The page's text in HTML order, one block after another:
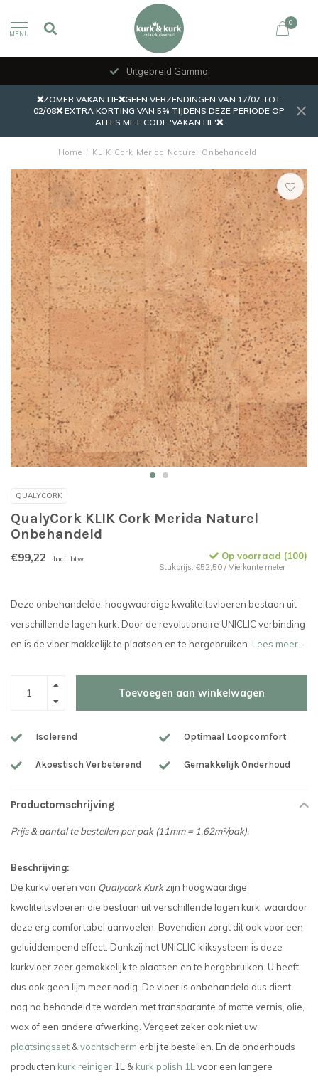
MENU
0
Uitgebreid Gamma
❌ZOMER VAKANTIE❌GEEN VERZENDINGEN VAN 17/07 TOT
02/08❌ EXTRA KORTING VAN 5% TIJDENS DEZE PERIODE OP
ALLES MET CODE 'VAKANTIE'❌
Home / KLIK Cork Merida Naturel Onbehandeld
QUALYCORK
QualyCork KLIK Cork Merida Naturel
Onbehandeld
€99,22 Incl. btw Op voorraad (100)
Stukprijs: €52,50 / Vierkante meter
Deze onbehandelde, hoogwaardige kwaliteitsvloeren bestaan uit
verschillende lagen kurk. Door de revolutionaire UNICLIC verbinding
en is de vloer makkelijk te plaatsen en te hergebruiken. Lees meer..
Toevoegen aan winkelwagen
Isolerend Optimaal Loopcomfort
Akoestisch Verbeterend Gemakkelijk Onderhoud
Productomschrijving
Prijs & aantal te bestellen per pak (11mm = 1,62m²/pak).
Beschrijving:
De kurkvloeren van Qualycork Kurkzijn hoogwaardige
kwaliteitsvloeren die bestaan uit verschillende lagen kurk, waardoor
deze erg comfortabel aanvoelen. Bovendien zorgt dit ook voor een
geluiddempend effect. Dankzij het UNICLIC kliksysteem is deze
kurkvloer zeer gemakkelijk te plaatsen en te hergebruiken. U heeft
dus ook geen lijm meer nodig. De vloer is onbehandeld dus dient
nog na behandeld te worden met transparante of matte vernis, olie,
wax of een andere afwerking. Vergeet zeker ook niet uw
plaatsingsset &vochtscherm erbij te bestellen. En de onderhouds
producten kurk reiniger 1L & kurk polish 1Lvoor een langere